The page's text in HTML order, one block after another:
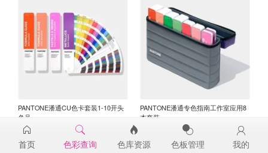
PANTONE潘通CU色卡套装1-10开头
色号
￥3045
PANTONE潘通专色指南工作室应用8
本套装
首页 色彩查询 色库资源 色板管理 我的